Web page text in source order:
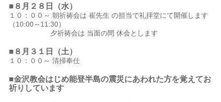
■８月２８ 日 （水）
１０：００～ 朝祈祷会は 崔先生 の担当で礼拝堂にて開催します
（10:00～11:30）
夕祈祷会は 当面の間 休会とします
■８月３１日（土）
１０：００～ 清掃奉仕
■金沢教会はじめ能登半島の震災にあわれた方を覚えてお
祈りしています